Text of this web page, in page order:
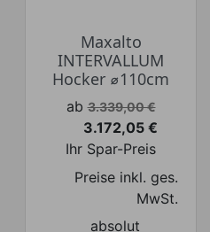
Maxalto
INTERVALLUM
Hocker ⌀110cm
Verkaufspreis
ab 3.339,00 €
Preis
3.172,05 €
Ihr Spar-Preis
Preise inkl. ges.
MwSt.
absolut